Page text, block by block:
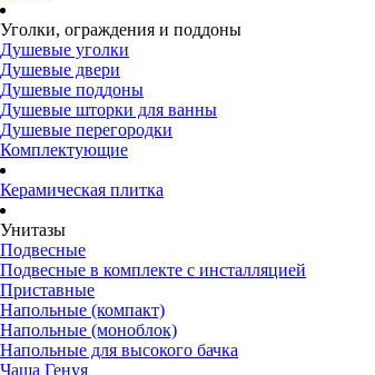
Уголки, ограждения и поддоны
Душевые уголки
Душевые двери
Душевые поддоны
Душевые шторки для ванны
Душевые перегородки
Комплектующие
Керамическая плитка
Унитазы
Подвесные
Подвесные в комплекте с инсталляцией
Приставные
Напольные (компакт)
Напольные (моноблок)
Напольные для высокого бачка
Чаша Генуя